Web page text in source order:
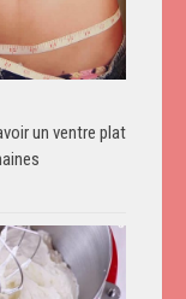
un ventre plat